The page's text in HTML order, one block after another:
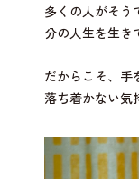
多くの人がそう
分の人生を生き
だからこそ、手
落ち着かない気